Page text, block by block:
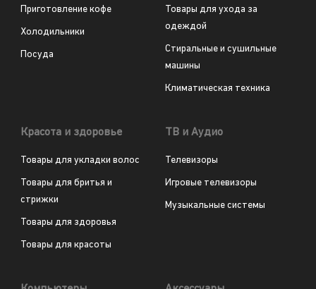
Приготовление кофе
Холодильники
Посуда
Товары для ухода за
одеждой
Стиральные и сушильные
машины
Климатическая техника
Красота и здоровье
Товары для укладки волос
Товары для бритья и
стрижки
Товары для здоровья
Товары для красоты
ТВ и Аудио
Телевизоры
Игровые телевизоры
Музыкальные системы